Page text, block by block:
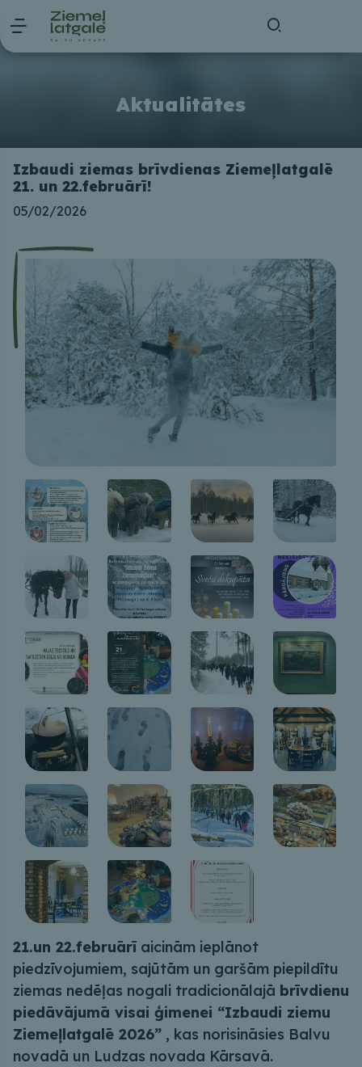
Aktualitātes
Izbaudi ziemas brīvdienas Ziemeļlatgalē
21. un 22.februārī!
05/02/2026
21.un 22.februārī aicinām ieplānot
piedzīvojumiem, sajūtām un garšām piepildītu
ziemas nedēļas nogali tradicionālajā brīvdienu
piedāvājumā visai ģimenei “Izbaudi ziemu
Ziemeļlatgalē 2026” , kas norisināsies Balvu
novadā un Ludzas novada Kārsavā.